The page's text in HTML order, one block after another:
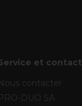
et contact
contacter
DUO SA